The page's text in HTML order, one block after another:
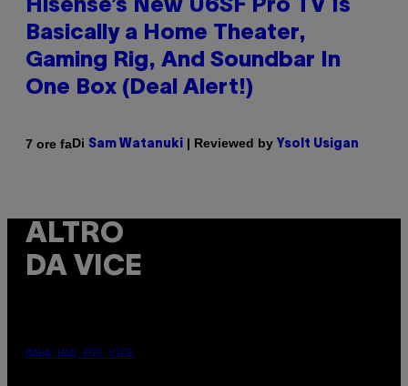
Hisense’s New U6SF Pro TV Is
Basically a Home Theater,
Gaming Rig, And Soundbar In
One Box (Deal Alert!)
7 ore faDi Sam Watanuki | Reviewed by Ysolt Usigan
ALTRO
DA VICE
MAHA HAQ FOR VICE